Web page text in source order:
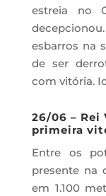
estreia no
esbarros na
de ser
com vitória.
26/06 – Rei
primeira
Entre os
presente na
em 1.100